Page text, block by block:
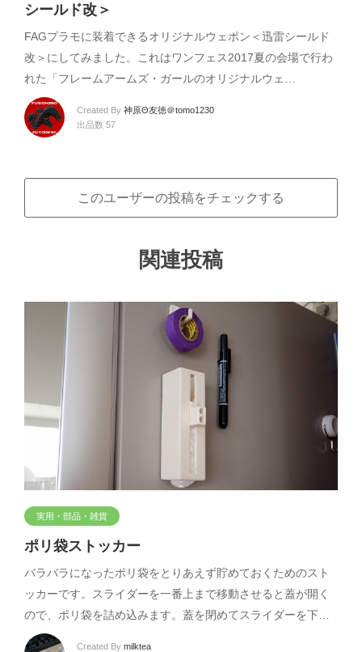
シールド改＞
FAGプラモに装着できるオリジナルウェポン＜迅雷シールド
改＞にしてみました。これはワンフェス2017夏の会場で行わ
れた「フレームアームズ・ガールのオリジナルウェ…
Created By 神原Θ友徳＠tomo1230
出品数 57
このユーザーの投稿をチェックする
関連投稿
実用・部品・雑貨
ポリ袋ストッカー
バラバラになったポリ袋をとりあえず貯めておくためのスト
ッカーです。スライダーを一番上まで移動させると蓋が開く
ので、ポリ袋を詰め込みます。蓋を閉めてスライダーを下…
Created By milktea